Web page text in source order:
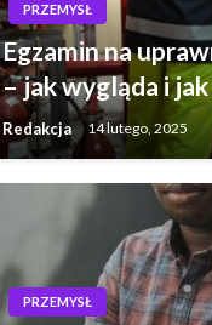
PRZEMYSŁ
Egzamin na
– jak wygląda i
Redakcja 14 lutego, 2025
PRZEMYSŁ